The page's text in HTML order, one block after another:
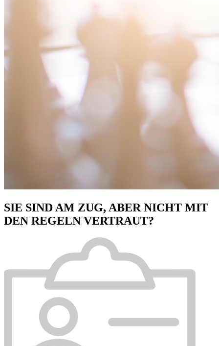
SIE SIND AM ZUG, ABER NICHT MIT
DEN REGELN VERTRAUT?